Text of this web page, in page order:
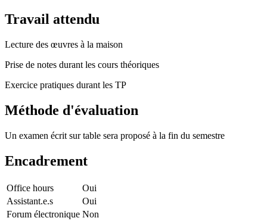
Travail attendu
Lecture des œuvres à la maison
Prise de notes durant les cours théoriques
Exercice pratiques durant les TP
Méthode d'évaluation
Un examen écrit sur table sera proposé à la fin du semestre
Encadrement
Office hours
Oui
Assistant.e.s
Oui
Forum électronique Non